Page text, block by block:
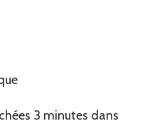
3 minutes dans